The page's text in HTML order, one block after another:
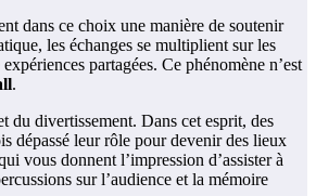
dans ce choix une manière de soutenir
les échanges se multiplient sur les
partagées. Ce phénomène n’est
.
du divertissement. Dans cet esprit, des
dépassé leur rôle pour devenir des lieux
vous donnent l’impression d’assister à
sur l’audience et la mémoire